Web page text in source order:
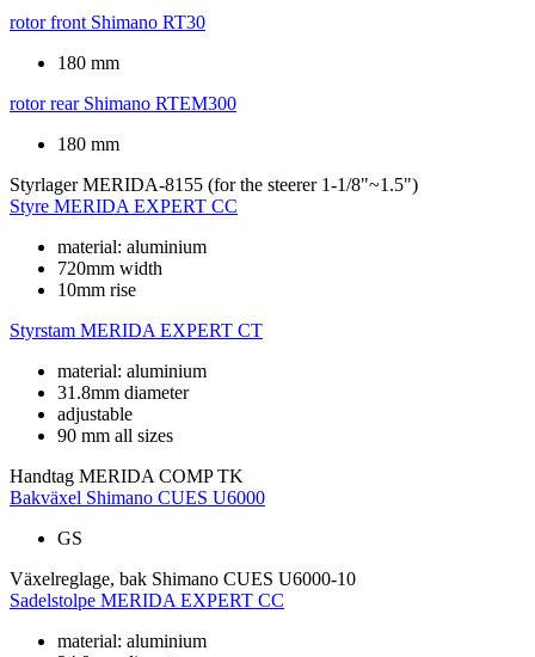
rotor front Shimano RT30
180 mm
rotor rear Shimano RTEM300
180 mm
Styrlager MERIDA-8155 (for the steerer 1-1/8"~1.5")
Styre MERIDA EXPERT CC
material: aluminium
720mm width
10mm rise
Styrstam MERIDA EXPERT CT
material: aluminium
31.8mm diameter
adjustable
90 mm all sizes
Handtag MERIDA COMP TK
Bakväxel Shimano CUES U6000
GS
Växelreglage, bak Shimano CUES U6000-10
Sadelstolpe MERIDA EXPERT CC
material: aluminium